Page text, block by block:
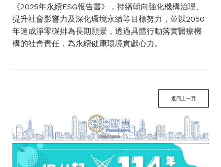
《2025年永續ESG報告書》，持續朝向強化機構治理、
提升社會影響力及深化環境永續等目標努力，並以2050
年達成淨零碳排為長期願景，透過具體行動落實醫療機
構的社會責任，為永續健康環境貢獻心力。
返回上一頁